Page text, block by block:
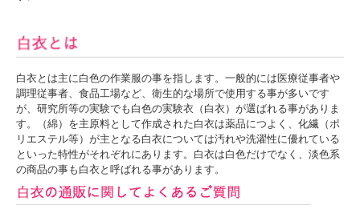
兼用スクラブ。軽量で空気のように軽やかな着心地で
す。
ーバータイプの男女兼用スクラブ白衣。
2025/3/19 可動域がさらに広がり動きやすい男女兼用
スクラブジャケット白衣です。
2025/3/17 きれいめスクラブ白衣をお探しの方におす
すめ。マニッシュデザインのスクラブ白衣です。
2025/3/7 素材は環境に優しいサスティナブル新素材を
使用している女性用スクラブです。ストレッチ性も豊
かで快適な着心地です。
2025/3/6 プルオーバータイプの男女兼用スクラブ白衣
です。環境に優しいサスティナブルな素材を使用して
います。
2025/2/28 環境にやさしいサスティナブル素材を使用
白衣とは主に白色の作業服の事を指します。一般的には医療従事者や
調理従事者、食品工場など、衛生的な場所で使用する事が多いです
が、研究所等の実験でも白色の実験衣（白衣）が選ばれる事がありま
す。（綿）を主原料として作成された白衣は薬品につよく、化繊（ポ
リエステル等）が主となる白衣については汚れや洗濯性に優れている
といった特性がそれぞれにあります。白衣は白色だけでなく、淡色系
の商品の事も白衣と呼ばれる事があります。